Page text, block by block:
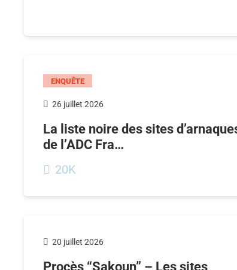
ENQUÊTE
26 juillet 2026
La liste noire des sites
de l’ADC Fra…
20K
20 juillet 2026
Procès “Sakoun” – Les sites